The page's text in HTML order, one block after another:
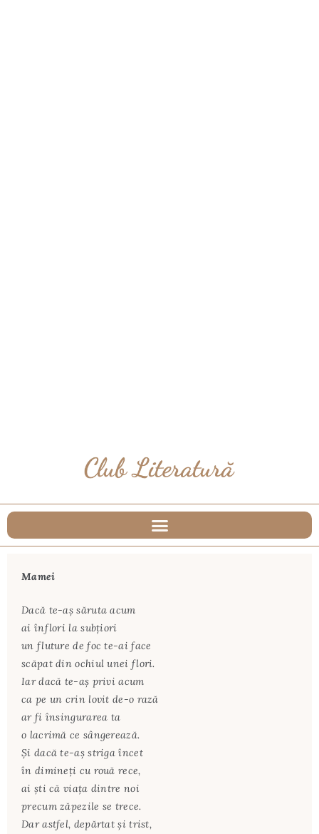
Mamei
Dacă te-aş săruta acum
ai înflori la subţiori
un fluture de foc te-ai face
scăpat din ochiul unei flori.
Iar dacă te-aş privi acum
ca pe un crin lovit de-o rază
ar fi însingurarea ta
o lacrimă ce sângerează.
Şi dacă te-aş striga încet
în dimineţi cu rouă rece,
ai şti că viaţa dintre noi
precum zăpezile se trece.
Dar astfel, depărtat şi trist,